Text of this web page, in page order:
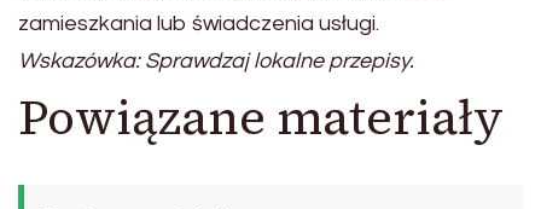
zamieszkania lub świadczenia usługi.
Wskazówka: Sprawdzaj lokalne przepisy.
Powiązane materiały